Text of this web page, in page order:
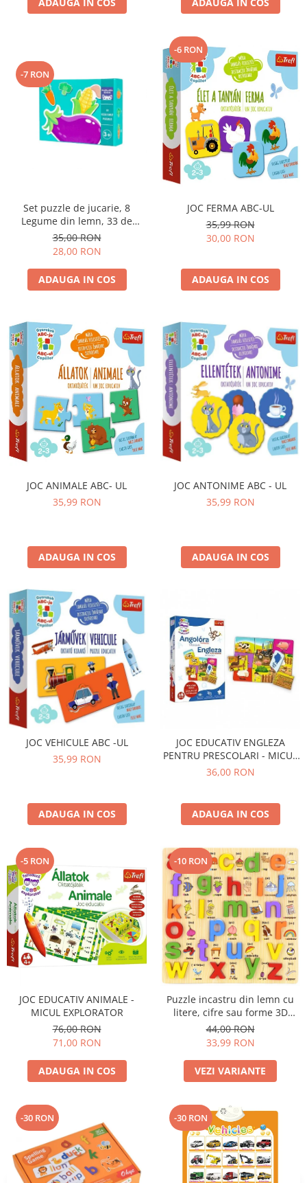
-7 RON
Set puzzle de jucarie, 8
Legume din lemn, 33 de
piese, 20 x 15 cm
35,00 RON
28,00 RON
ADAUGA IN COS
-6 RON
JOC FERMA ABC-UL
35,99 RON
30,00 RON
ADAUGA IN COS
JOC ANIMALE ABC- UL
35,99 RON
ADAUGA IN COS
JOC ANTONIME ABC - UL
35,99 RON
ADAUGA IN COS
JOC VEHICULE ABC -UL
35,99 RON
ADAUGA IN COS
JOC EDUCATIV ENGLEZA
PENTRU PRESCOLARI - MICUL
EXPLORATOR
36,00 RON
ADAUGA IN COS
-5 RON
JOC EDUCATIV ANIMALE -
MICUL EXPLORATOR
76,00 RON
71,00 RON
ADAUGA IN COS
-10 RON
Puzzle incastru din lemn cu
litere, cifre sau forme 3D
Montessori
44,00 RON
33,99 RON
VEZI VARIANTE
-30 RON -30 RON